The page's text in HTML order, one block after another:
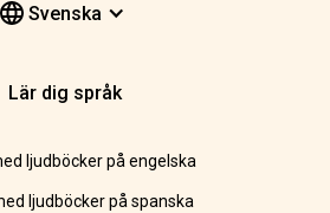
Svenska
Lär dig språk
ljudböcker på engelska
ljudböcker på spanska